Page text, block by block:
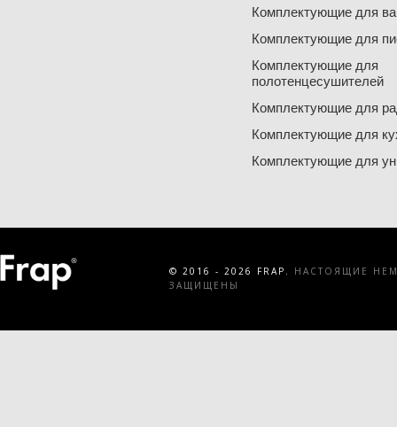
Комплектующие для
Комплектующие для
Комплектующие для
полотенцесушителей
Комплектующие для
Комплектующие для
Комплектующие для
© 2016 - 2026 FRAP.
НАСТОЯЩИЕ
ЗАЩИЩЕНЫ